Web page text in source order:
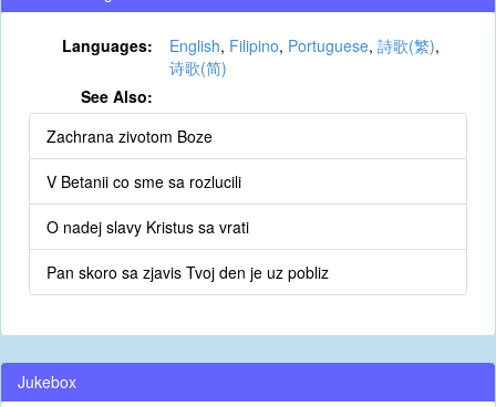
Languages: English, Filipino, Portuguese, 詩歌(繁),
诗歌(简)
See Also:
Zachrana zivotom Boze
V Betanii co sme sa rozlucili
O nadej slavy Kristus sa vrati
Pan skoro sa zjavis Tvoj den je uz pobliz
Jukebox